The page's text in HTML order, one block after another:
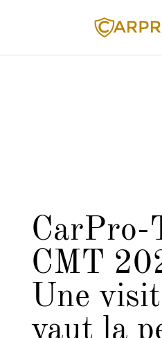
CarPro-
CMT
Une
vaut la